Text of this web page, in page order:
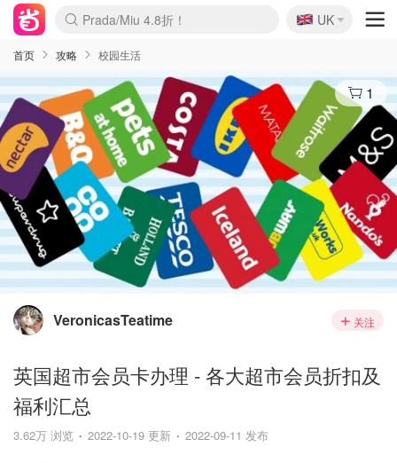
麦卢卡蜂蜜夏促！个位数！
Prada/Miu 4.8折！
啥？必胜客披萨5折！
🇬🇧
UK
首页 攻略 校园生活
1
VeronicasTeatime 关注
英国超市会员卡办理 - 各大超市会员折扣及
福利汇总
3.62万 浏览 2022-10-19 更新 2022-09-11 发布